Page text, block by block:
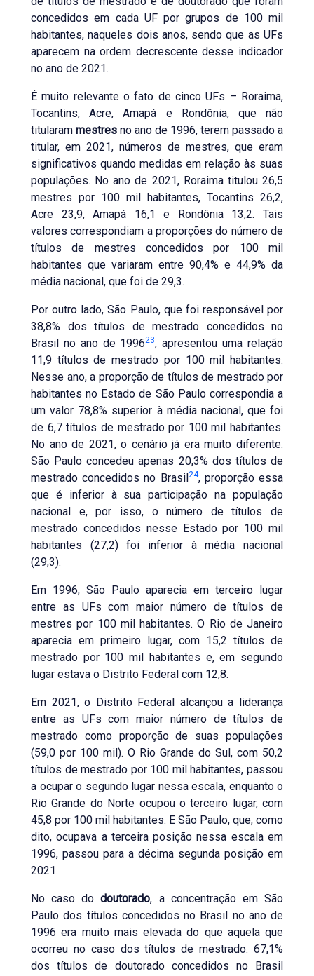
concedidos em cada UF por grupos de 100 mil
habitantes, naqueles dois anos, sendo que as UFs
aparecem na ordem decrescente desse indicador
no ano de 2021.
É muito relevante o fato de cinco UFs – Roraima,
Tocantins, Acre, Amapá e Rondônia, que não
titularam mestres no ano de 1996, terem passado a
titular, em 2021, números de mestres, que eram
significativos quando medidas em relação às suas
populações. No ano de 2021, Roraima titulou 26,5
mestres por 100 mil habitantes, Tocantins 26,2,
Acre 23,9, Amapá 16,1 e Rondônia 13,2. Tais
valores correspondiam a proporções do número de
títulos de mestres concedidos por 100 mil
habitantes que variaram entre 90,4% e 44,9% da
média nacional, que foi de 29,3.
Por outro lado, São Paulo, que foi responsável por
38,8% dos títulos de mestrado concedidos no
Brasil no ano de 199623, apresentou uma relação
11,9 títulos de mestrado por 100 mil habitantes.
Nesse ano, a proporção de títulos de mestrado por
habitantes no Estado de São Paulo correspondia a
um valor 78,8% superior à média nacional, que foi
de 6,7 títulos de mestrado por 100 mil habitantes.
No ano de 2021, o cenário já era muito diferente.
São Paulo concedeu apenas 20,3% dos títulos de
mestrado concedidos no Brasil24, proporção essa
que é inferior à sua participação na população
nacional e, por isso, o número de títulos de
mestrado concedidos nesse Estado por 100 mil
habitantes (27,2) foi inferior à média nacional
(29,3).
Em 1996, São Paulo aparecia em terceiro lugar
entre as UFs com maior número de títulos de
mestres por 100 mil habitantes. O Rio de Janeiro
aparecia em primeiro lugar, com 15,2 títulos de
mestrado por 100 mil habitantes e, em segundo
lugar estava o Distrito Federal com 12,8.
Em 2021, o Distrito Federal alcançou a liderança
entre as UFs com maior número de títulos de
mestrado como proporção de suas populações
(59,0 por 100 mil). O Rio Grande do Sul, com 50,2
títulos de mestrado por 100 mil habitantes, passou
a ocupar o segundo lugar nessa escala, enquanto o
Rio Grande do Norte ocupou o terceiro lugar, com
45,8 por 100 mil habitantes. E São Paulo, que, como
dito, ocupava a terceira posição nessa escala em
1996, passou para a décima segunda posição em
2021.
No caso dodoutorado, a concentração em São
Paulo dos títulos concedidos no Brasil no ano de
1996 era muito mais elevada do que aquela que
ocorreu no caso dos títulos de mestrado. 67,1%
dos títulos de doutorado concedidos no Brasil